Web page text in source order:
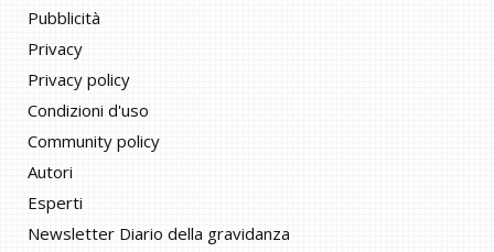
Pubblicità
Privacy
Privacy policy
Condizioni d'uso
Community policy
Autori
Esperti
Newsletter Diario della gravidanza